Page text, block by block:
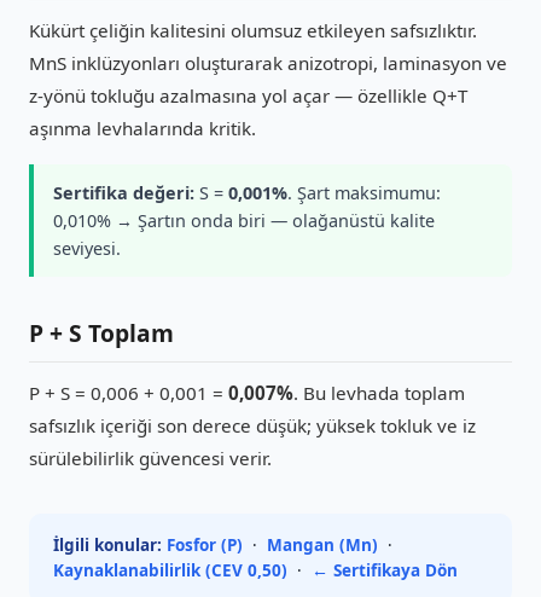
Kükürt çeliğin kalitesini olumsuz etkileyen safsızlıktır.
MnS inklüzyonları oluşturarak anizotropi, laminasyon ve
z-yönü tokluğu azalmasına yol açar — özellikle Q+T
aşınma levhalarında kritik.
Sertifika değeri: S = 0,001%. Şart maksimumu:
0,010% → Şartın onda biri — olağanüstü kalite
seviyesi.
P + S Toplam
P + S = 0,006 + 0,001 = 0,007%. Bu levhada toplam
safsızlık içeriği son derece düşük; yüksek tokluk ve iz
sürülebilirlik güvencesi verir.
İlgili konular: Fosfor (P) · Mangan (Mn) ·
Kaynaklanabilirlik (CEV 0,50) · ← Sertifikaya Dön